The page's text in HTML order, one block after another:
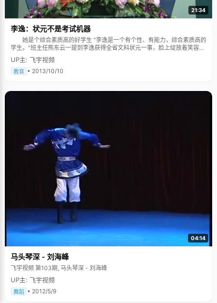
21:34
李逸：状元不是考试机器
她是个综合素质高的好学生 "李逸是一个有个性、有能力，综合素质高的
学生。"班主任熊东云一提到李逸获得全省文科状元一事，脸上绽放着笑容，
对于这个学生，熊老师一直以来都寄予厚望。在临川一中，上至校长，下至
普通老师，对于李逸获得状元一事，无不为此高兴和庆贺，但是，在他们眼
里，李逸考得如此成绩，又似乎在情理之中，临川一中饶礼喜老师告诉记
她，目标早已树立，李逸告诉记者，她将来还要出国留学，获取更多知识，
拓宽自已的视野。"女儿要出国我们支持，我们会尽最大的努力，支持她的发
展，支持她追求理想。"曾为赣州信丰县理科状元，现为信丰三中教师的李天
生(李逸父亲)如是说。 感谢老师、同学和父母 采访中，李逸一直提
到的要感谢的人，就是老师、同学和父母。她说，学校的老师教了她很多，
真的有把学生当自已的孩子看待；而同学们呢，在一起也很和睦，做题时，
同学们一起经常沟通，互相提高；而更要感谢的就是父母，对李逸一直以来
的宽容和照顾，对她成长的帮助。 "爸爸曾是县里的理科第一，我现在是省里
的文科第一，我没有辜负他们的希望。"
UP主: 飞宇视频
教育 • 2013/10/10
04:14
马头琴深 - 刘海峰
飞宇视频 第103期, 马头琴深 - 刘海峰
UP主: 飞宇视频
舞蹈 • 2012/5/9